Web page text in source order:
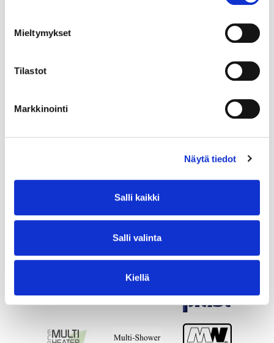
Mieltymykset
Tilastot
Markkinointi
Näytä tiedot
Salli kaikki
Salli valinta
Kiellä